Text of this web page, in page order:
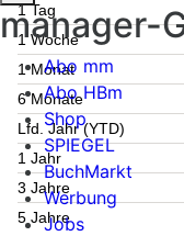
1 Tag
1 Woche
1 Monat
6 Monate
Lfd. Jahr (YTD)
1 Jahr
3 Jahre
5 Jahre
manager-
Abo mm
Abo HBm
Shop
SPIEGEL
BuchMarkt
Werbung
Jobs